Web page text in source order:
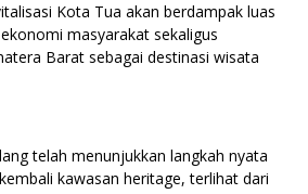
Kota Tua akan berdampak luas
masyarakat sekaligus
Barat sebagai destinasi wisata
telah menunjukkan langkah nyata
kawasan heritage, terlihat dari